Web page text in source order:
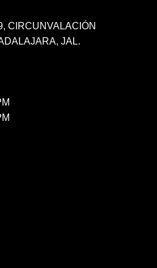
CIRCUNVALACIÓN
JAL.